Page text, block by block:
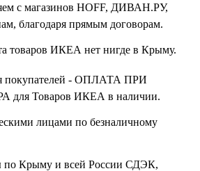
с магазинов HOFF, ДИВАН.РУ,
благодаря прямым договорам.
товаров ИКЕА нет нигде в Крыму.
покупателей - ОПЛАТА ПРИ
Товаров ИКЕА в наличии.
лицами по безналичному
по Крыму и всей России СДЭК,